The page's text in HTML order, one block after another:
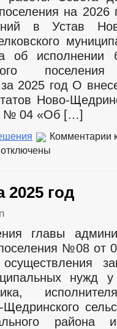
на
в Устав
об исполнении
поселения
2025 год О
Ново-
№ 04 «Об […]
Комментарии
отключены
2025 год
главы
№08 от
нужд у